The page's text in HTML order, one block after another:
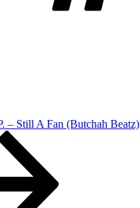
– Still A Fan (Butchah Beatz)